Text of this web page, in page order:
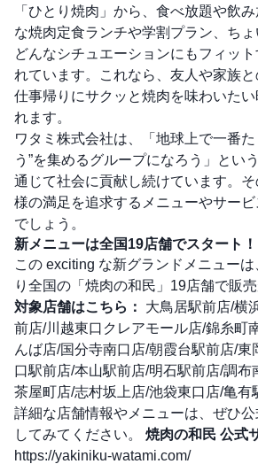
「ひとり焼肉」から、食べ放題や飲
な焼肉定食ランチや学割プラン、ちょ
どんなシチュエーションにもフィッ
れています。これなら、友人や家族と
仕事帰りにサクッと焼肉を味わいた
れます。
ワタミ株式会社は、「地球上で一番た
う”を集めるグループになろう」とい
通じて社会に貢献し続けています。
様の満足を追求するメニューやサー
でしょう。
新メニューは全国19店舗でスタート！
この exciting な新グランドメニューは
り全国の「焼肉の和民」19店舗で販売
対象店舗はこちら：
大鳥居駅前店/横
前店/川越東口クレアモール店/錦糸町
んば店/国分寺南口店/朝霞台駅前店/東
口駅前店/本山駅前店/明石駅前店/調布
茶屋町店/志村坂上店/池袋東口店/亀有
詳細な店舗情報やメニューは、ぜひ
してみてください。 焼肉の和民 公式
https://yakiniku-watami.com/